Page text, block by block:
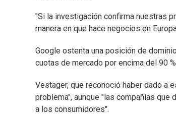
"Si la investigación confirma nuestras
manera en que hace negocios en
Google ostenta una posición de
cuotas de mercado por encima del 90
Vestager, que reconoció haber dado a
problema", aunque "las compañías
a los consumidores".